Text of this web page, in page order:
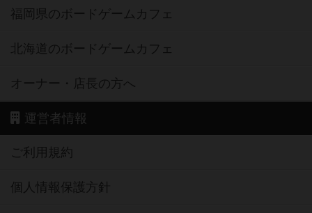
福岡県のボードゲームカフェ
北海道のボードゲームカフェ
オーナー・店長の方へ
運営者情報
ご利用規約
個人情報保護方針